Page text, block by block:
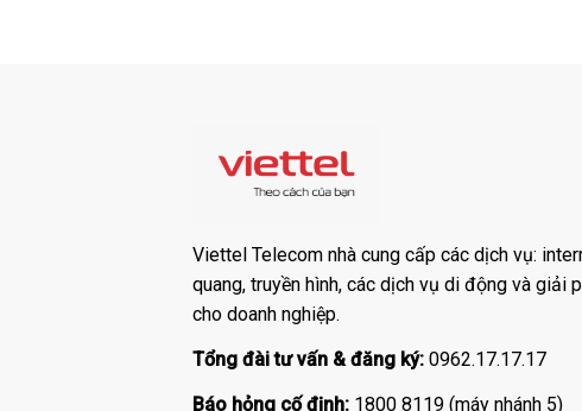
Viettel Telecom nhà cung cấp các dịch vụ:
quang, truyền hình, các dịch vụ di động và giải
cho doanh nghiệp.
Tổng đài tư vấn & đăng ký: 0962.17.17.17
Báo hỏng cố định: 1800 8119 (máy nhánh 5)